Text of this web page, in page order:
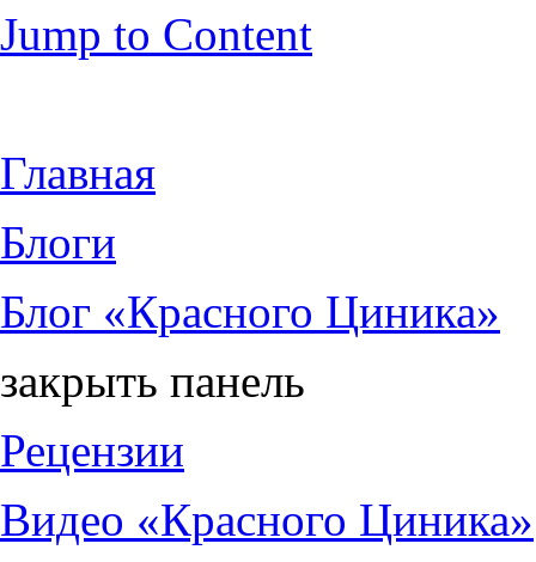
Jump to Content
Главная
Блоги
Блог «Красного Циника»
закрыть панель
Рецензии
Видео «Красного Циника»